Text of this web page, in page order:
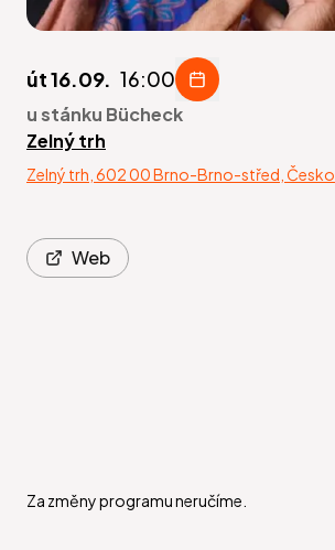
út 16.09. 16:00
u stánku Bücheck
Zelný trh
Zelný trh, 602 00 Brno-Brno-střed, Česko
Web
Za změny programu neručíme.